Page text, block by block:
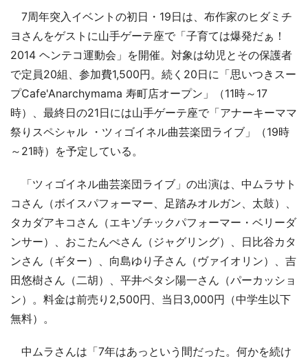
7周年突入イベントの初日・19日は、布作家のヒダミチ
ヨさんをゲストに山手ゲーテ座で「子育ては爆発だぁ！
2014 ヘンテコ運動会」を開催。対象は幼児とその保護者
で定員20組、参加費1,500円。続く20日に「思いつきスー
プCafe'Anarchymama 寿町店オープン」（11時～17
時）、最終日の21日には山手ゲーテ座で「アナーキーママ
祭りスペシャル ・ツィゴイネル曲芸楽団ライブ」（19時
～21時）を予定している。
「ツィゴイネル曲芸楽団ライブ」の出演は、中ムラサト
コさん（ボイスパフォーマー、足踏みオルガン、太鼓）、
タカダアキコさん（エキゾチックパフォーマー・ベリーダ
ンサー）、おこたんぺさん（ジャグリング）、日比谷カタ
ンさん（ギター）、向島ゆり子さん（ヴァイオリン）、吉
田悠樹さん（二胡）、平井ペタシ陽一さん（パーカッショ
ン）。料金は前売り2,500円、当日3,000円（中学生以下
無料）。
中ムラさんは「7年はあっという間だった。何かを続け